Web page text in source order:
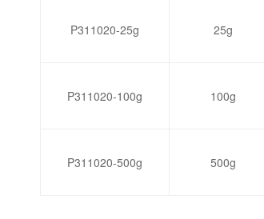
P311020-25g 25g
P311020-100g 100g
P311020-500g 500g